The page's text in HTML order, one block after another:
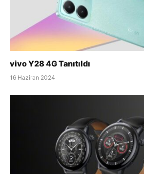
vivo Y28 4G Tanıtıldı
16 Haziran 2024